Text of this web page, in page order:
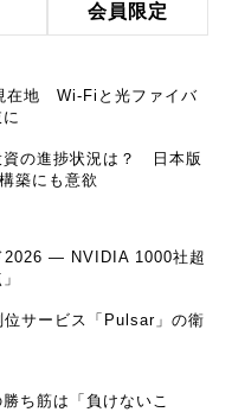
会員限定
在地 Wi-Fiと光ファイバ
資の進捗状況は？ 日本版
築にも意欲
2026 ― NVIDIA 1000社超
サービス「Pulsar」の衛
ち筋は「負けないこ